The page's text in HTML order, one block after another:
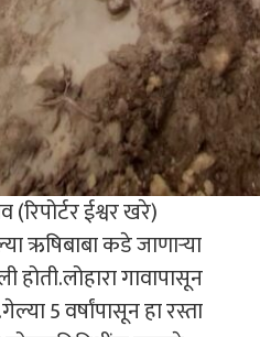
(रिपोर्टर ईश्वर खरे)
ऋषिबाबा कडे जाणाऱ्या
होती.लोहारा गावापासून
5 वर्षांपासून हा रस्ता